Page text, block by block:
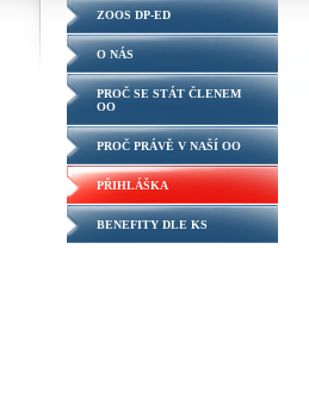
ZOOS DP-ED
O NÁS
PROČ SE STÁT ČLENEM
OO
PROČ PRÁVĚ V NAŠÍ OO
PŘIHLÁŠKA
BENEFITY DLE KS